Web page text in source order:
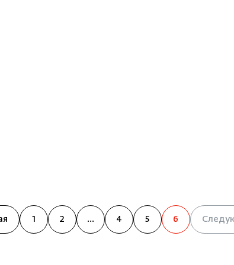
1 2 ... 4 5 6